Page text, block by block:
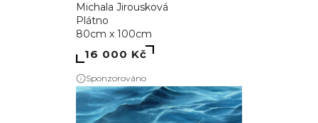
Michala Jirousková
Plátno
80cm x 100cm
16 000 Kč
Sponzorováno